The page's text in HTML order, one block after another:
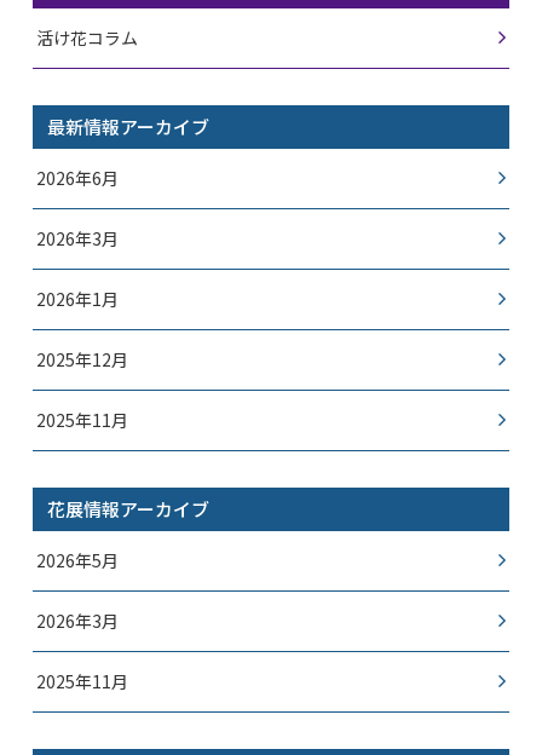
活け花コラム
最新情報アーカイブ
2026年6月
2026年3月
2026年1月
2025年12月
2025年11月
花展情報アーカイブ
2026年5月
2026年3月
2025年11月